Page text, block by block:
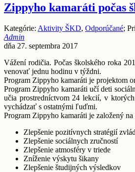
Zippyho kamaráti počas
Kategórie: Aktivity ŠKD, Odporúčané;
Admin
dňa 27. septembra 2017
Vážení rodičia. Počas školského roka
venovať jednu hodinu v týždni.
Program Zippyho kamaráti je projektom
Program Zippyho kamaráti učí deti
učia prostredníctvom 24 lekcií, v
vychádzať s ostatnými ľuďmi.
Program Zippyho kamaráti je založený
Zlepšenie pozitívnych stratégií
Zlepšenie sociálnych zručností
Zlepšenie atmosféry v triede
Zníženie výskytu šikany
Zlepšenie študijných výsledkov